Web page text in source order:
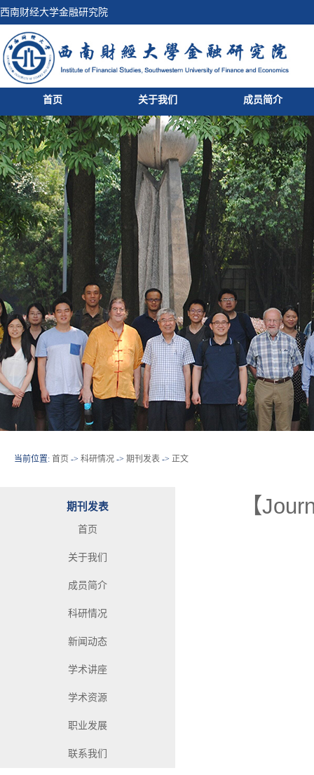
西南财经大学金融研究院
首页 关于我们 成员简介
当前位置: 首页 -> 科研情况 -> 期刊发表 -> 正文
期刊发表
首页
关于我们
成员简介
科研情况
新闻动态
学术讲座
学术资源
职业发展
联系我们
【